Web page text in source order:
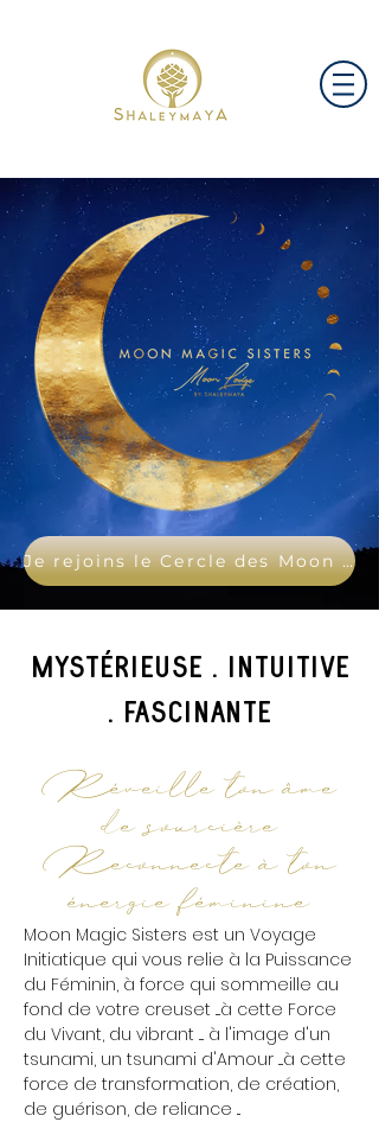
Mystérieuse . Intuitive
. FascinAnte
Réveille ton âme
de sourcière
Reconnecte à ton
énergie féminine
Moon Magic Sisters est un Voyage
Initiatique qui vous relie à la Puissance
du Féminin, à force qui sommeille au
fond de votre creuset ....à cette Force
du Vivant, du vibrant .... à l'image d'un
tsunami, un tsunami d'Amour ....à cette
force de transformation, de création,
de guérison, de reliance ...
Je rejoins le Cercle des Moon Magic Sisters !